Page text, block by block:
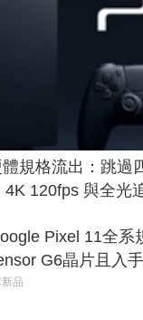
規格流出：跳過
120fps 與全光
Pixel 11全系
G6晶片且入
品